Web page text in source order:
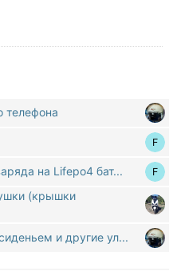
телефона
на Lifepo4 бат...
(крышки
и другие ул...